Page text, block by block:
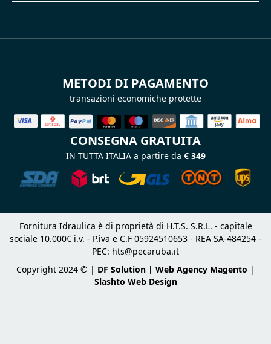
METODI DI PAGAMENTO
transazioni economiche protette
CONSEGNA GRATUITA
IN TUTTA ITALIA a partire da € 349
Fornitura Idraulica è di proprietà di H.T.S. S.R.L. - capitale
sociale 10.000€ i.v. - P.iva e C.F 05924510653 - REA SA-484254 -
PEC: hts@pecaruba.it
Copyright 2024 © | DF Solution | Web Agency Magento |
Slashto Web Design